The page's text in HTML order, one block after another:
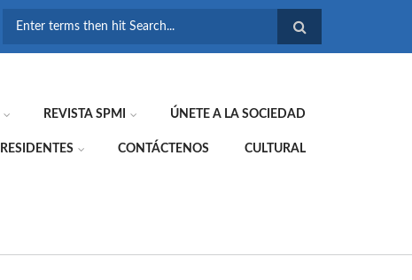
REVISTA SPMI ÚNETE A LA SOCIEDAD
RESIDENTES CONTÁCTENOS CULTURAL